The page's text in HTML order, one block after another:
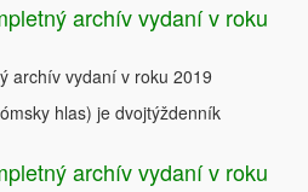
archív vydaní v roku
archív vydaní v roku 2019
hlas) je dvojtýždenník
archív vydaní v roku